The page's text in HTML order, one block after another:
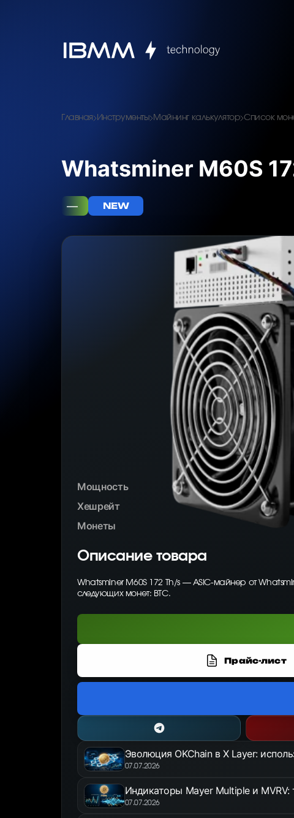
Главная Инструменты Майнинг калькулятор Список
Whatsminer M60S
— NEW
Мощность
Хешрейт
Монеты
Описание товара
Whatsminer M60S 172 Th/s — ASIC-майнер от
следующих монет: BTC.
Прайс-лист
Эволюция OKChain в X Layer:
07.07.2026
Индикаторы Mayer Multiple и
07.07.2026